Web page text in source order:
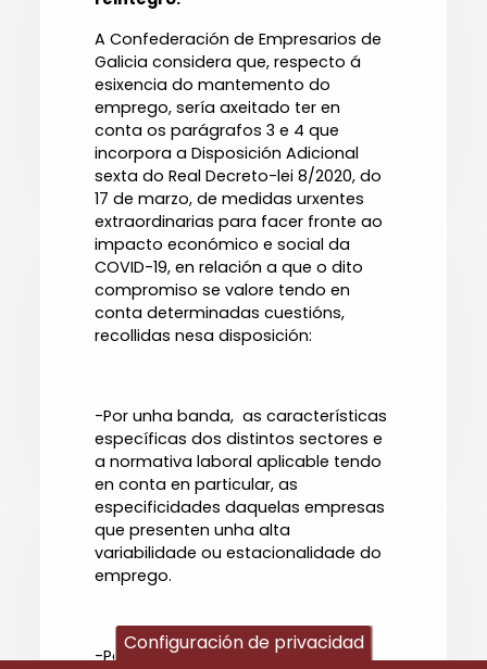
A Confederación de Empresarios de
Galicia considera que, respecto á
esixencia do mantemento do
emprego, sería axeitado ter en
conta os parágrafos 3 e 4 que
incorpora a Disposición Adicional
sexta do Real Decreto-lei 8/2020, do
17 de marzo, de medidas urxentes
extraordinarias para facer fronte ao
impacto económico e social da
COVID-19, en relación a que o dito
compromiso se valore tendo en
conta determinadas cuestións,
recollidas nesa disposición:
-Por unha banda, as características
específicas dos distintos sectores e
a normativa laboral aplicable tendo
en conta en particular, as
especificidades daquelas empresas
que presenten unha alta
variabilidade ou estacionalidade do
emprego.
-Pola outra, sen que se aplique o
Configuración de privacidad